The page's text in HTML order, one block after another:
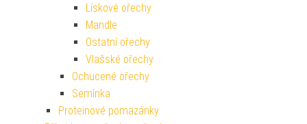
Lískové ořechy
Mandle
Ostatní ořechy
Vlašské ořechy
Ochucené ořechy
Semínka
Proteinové pomazánky